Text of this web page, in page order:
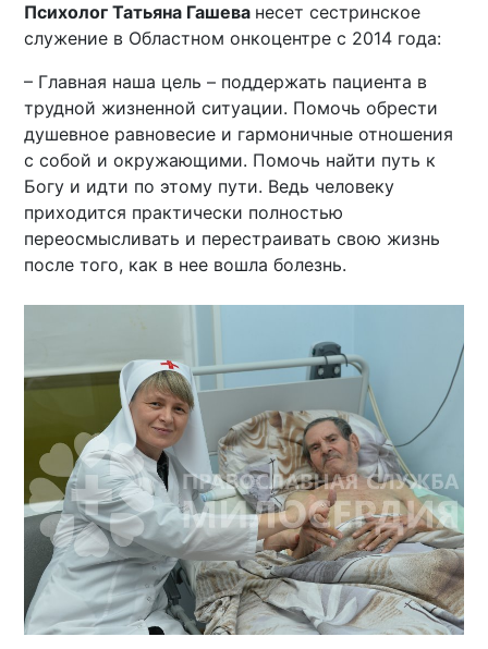
Психолог Татьяна Гашева несет сестринское
служение в Областном онкоцентре с 2014 года:
– Главная наша цель – поддержать пациента в
трудной жизненной ситуации. Помочь обрести
душевное равновесие и гармоничные отношения
с собой и окружающими. Помочь найти путь к
Богу и идти по этому пути. Ведь человеку
приходится практически полностью
переосмысливать и перестраивать свою жизнь
после того, как в нее вошла болезнь.